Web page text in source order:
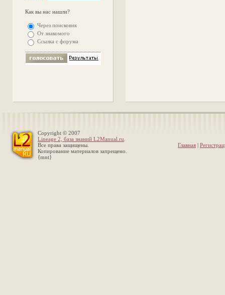
Как вы нас нашли?
Через поисковик
От знакомого
Ссылка с форума
Copyright © 2007
Lineage 2, база знаний L2Manual.ru
Все права защищены.
Копирование материалов запрещено.
{mnt}
Главная |